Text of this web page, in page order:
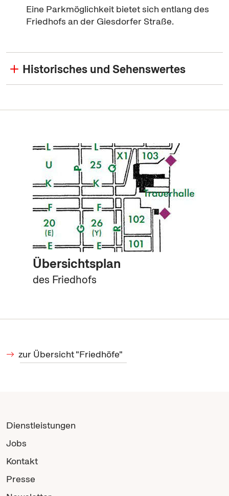
Eine Parkmöglichkeit bietet sich entlang des
Friedhofs an der Giesdorfer Straße.
Historisches und Sehenswertes
Übersichtsplan
des Friedhofs
zur Übersicht "Friedhöfe"
Dienstleistungen
Jobs
Kontakt
Presse